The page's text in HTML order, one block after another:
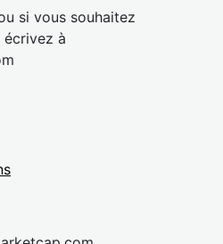
si vous souhaitez
écrivez à